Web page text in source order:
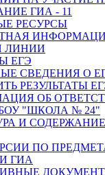
ГИА - 11
РЕСУРСЫ
ЛИНИИ
ЕГЭ
СВЕДЕНИЯ О
РЕЗУЛЬТАТЫ
ОБ
"ШКОЛА № 24"
И СОДЕРЖАНИЕ
ПО
ГИА